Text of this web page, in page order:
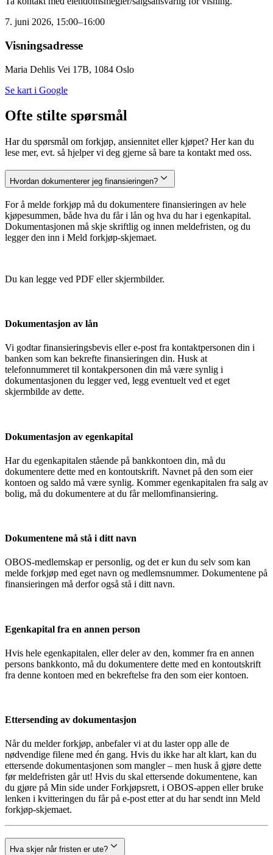
7. juni 2026, 15:00–16:00
Visningsadresse
Maria Dehlis Vei 17B, 1084 Oslo
Se kart i Google
Ofte stilte spørsmål
Har du spørsmål om forkjøp, ansiennitet eller kjøpet? Her kan du
lese mer, evt. så hjelper vi deg gjerne så bare ta kontakt med oss.
Hvordan dokumenterer jeg finansieringen?
For å melde forkjøp må du dokumentere finansieringen av hele
kjøpesummen, både hva du får i lån og hva du har i egenkapital.
Dokumentasjonen må skje skriftlig og innen meldefristen, og du
legger den inn i Meld forkjøp-skjemaet.
Du kan legge ved PDF eller skjermbilder.
Dokumentasjon av lån
Vi godtar finansieringsbevis eller e-post fra kontaktpersonen din i
banken som kan bekrefte finansieringen din. Husk at
telefonnummeret til kontakpersonen din må være synlig i
dokumentasjonen du legger ved, legg eventuelt ved et eget
skjermbilde av dette.
Dokumentasjon av egenkapital
Har du egenkapitalen stående på bankkontoen din, må du
dokumentere dette med en kontoutskrift. Navnet på den som eier
kontoen og saldo må være synlig. Kommer egenkapitalen fra salg av
bolig, må du dokumentere at du får mellomfinansiering.
Dokumentene må stå i ditt navn
OBOS-medlemskap er personlig, og det er kun du selv som kan
melde forkjøp med eget navn og medlemsnummer. Dokumentene på
finansieringen må derfor også stå i ditt navn.
Egenkapital fra en annen person
Hvis hele egenkapitalen, eller deler av den, kommer fra en annen
persons bankkonto, må du dokumentere dette med en kontoutskrift
fra denne kontoen med en bekreftelse fra den som eier kontoen.
Ettersending av dokumentasjon
Når du melder forkjøp, anbefaler vi at du laster opp alle de
nødvendige filene med én gang. Hvis du ikke har alt klart, kan du
ettersende dokumentasjonen som mangler – men husk å gjøre dette
før meldefristen går ut! Hvis du skal ettersende dokumentene, kan
du gjøre på Min side under Forkjøpsrett, i OBOS-appen eller bruke
lenken i kvitteringen du får på e-post etter at du har sendt inn Meld
forkjøp-skjemaet.
Hva skjer når fristen er ute?